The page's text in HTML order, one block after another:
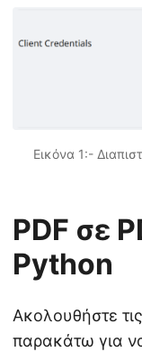
Εικόνα 1:-
PDF σε
Python
Ακολουθήστε
παρακάτω για